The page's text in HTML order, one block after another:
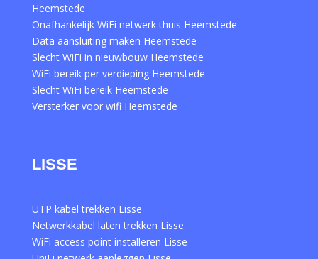
Heemstede
Onafhankelijk WiFi netwerk thuis Heemstede
Data aansluiting maken Heemstede
Slecht WiFi in nieuwbouw Heemstede
WiFi bereik per verdieping Heemstede
Slecht WiFi bereik Heemstede
Versterker voor wifi Heemstede
LISSE
UTP kabel trekken Lisse
Netwerkkabel laten trekken Lisse
WiFi access point installeren Lisse